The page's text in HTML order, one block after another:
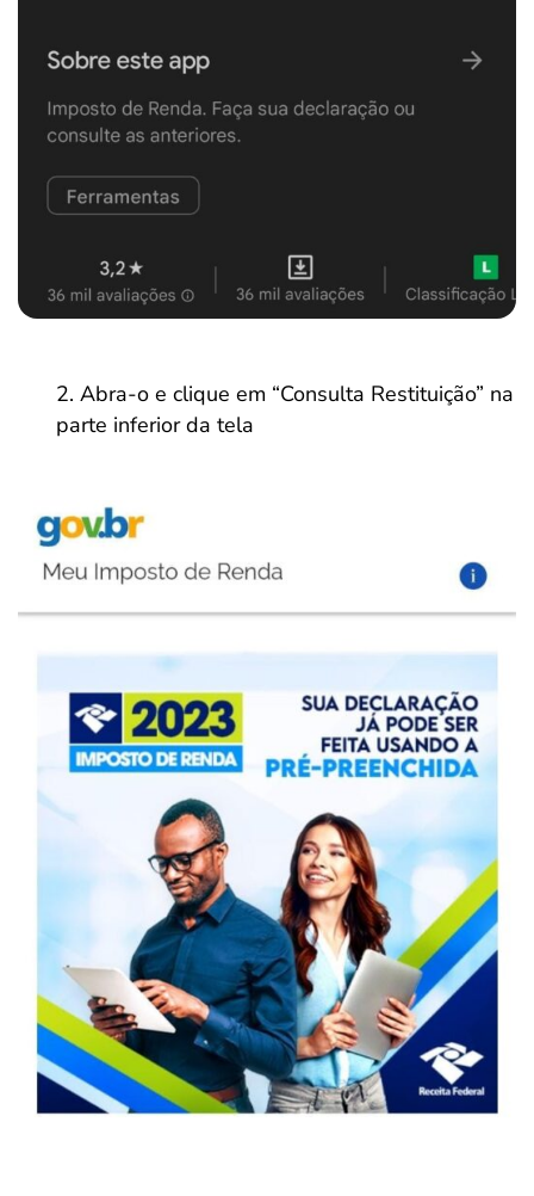
Abra-o e clique em “Consulta Restituição” na
parte inferior da tela